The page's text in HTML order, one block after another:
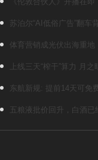
费反向种草
苏泊尔“AI低俗广告”翻车
量频发的负循环
体育营销成光伏出海重地
上线三天“榨干”算力 月
东航新规: 提前14天可免
五粮液批价回升，白酒已